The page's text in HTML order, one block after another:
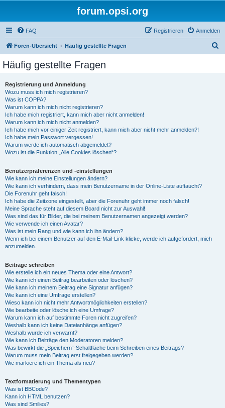
forum.opsi.org
FAQ Anmelden
Registrieren
Foren-Übersicht Häufig gestellte Fragen
Häufig gestellte Fragen
Registrierung und Anmeldung
Wozu muss ich mich registrieren?
Was ist COPPA?
Warum kann ich mich nicht registrieren?
Ich habe mich registriert, kann mich aber nicht anmelden!
Warum kann ich mich nicht anmelden?
Ich habe mich vor einiger Zeit registriert, kann mich aber nicht mehr anmelden?!
Ich habe mein Passwort vergessen!
Warum werde ich automatisch abgemeldet?
Wozu ist die Funktion „Alle Cookies löschen“?
Benutzerpräferenzen und -einstellungen
Wie kann ich meine Einstellungen ändern?
Wie kann ich verhindern, dass mein Benutzername in der Online-Liste auftaucht?
Die Forenuhr geht falsch!
Ich habe die Zeitzone eingestellt, aber die Forenuhr geht immer noch falsch!
Meine Sprache steht auf diesem Board nicht zur Auswahl!
Was sind das für Bilder, die bei meinem Benutzernamen angezeigt werden?
Wie verwende ich einen Avatar?
Was ist mein Rang und wie kann ich ihn ändern?
Wenn ich bei einem Benutzer auf den E-Mail-Link klicke, werde ich aufgefordert, mich
anzumelden.
Beiträge schreiben
Wie erstelle ich ein neues Thema oder eine Antwort?
Wie kann ich einen Beitrag bearbeiten oder löschen?
Wie kann ich meinem Beitrag eine Signatur anfügen?
Wie kann ich eine Umfrage erstellen?
Wieso kann ich nicht mehr Antwortmöglichkeiten erstellen?
Wie bearbeite oder lösche ich eine Umfrage?
Warum kann ich auf bestimmte Foren nicht zugreifen?
Weshalb kann ich keine Dateianhänge anfügen?
Weshalb wurde ich verwarnt?
Wie kann ich Beiträge den Moderatoren melden?
Was bewirkt die „Speichern“-Schaltfläche beim Schreiben eines Beitrags?
Warum muss mein Beitrag erst freigegeben werden?
Wie markiere ich ein Thema als neu?
Textformatierung und Thementypen
Was ist BBCode?
Kann ich HTML benutzen?
Was sind Smilies?